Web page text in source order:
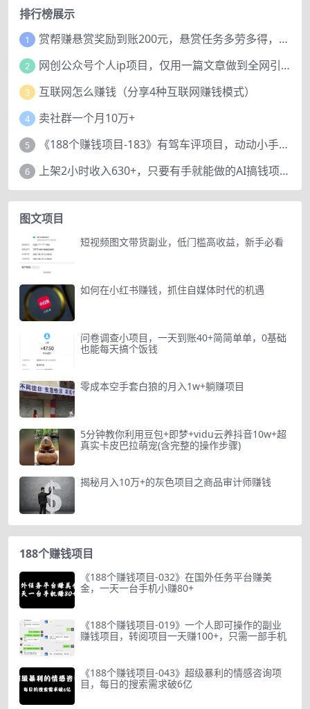
排行榜展示
1 赏帮赚悬赏奖励到账200元，悬赏任务多劳多得，人人可做。
2 网创公众号个人ip项目，仅用一篇文章做到全网引流！
3 互联网怎么赚钱（分享4种互联网赚钱模式）
4 卖社群一个月10万+
5 《188个赚钱项目-183》有驾车评项目，动动小手，复制粘贴赚44元！
6 上架2小时收入630+，只要有手就能做的AI搞钱项目，奶奶看完都能学会!
图文项目
短视频图文带货副业，低门槛高收益，新手必看
如何在小红书赚钱，抓住自媒体时代的机遇
问卷调查小项目，一天到账40+简简单单，0基础
也能每天搞个饭钱
零成本空手套白狼的月入1w+躺赚项目
5分钟教你利用豆包+即梦+vidu云养抖音10w+超
真实卡皮巴拉萌宠(含完整的操作步骤)
揭秘月入10万+的灰色项目之商品审计师赚钱
188个赚钱项目
《188个赚钱项目-032》在国外任务平台赚美
金，一天一台手机小赚80+
《188个赚钱项目-019》一个人即可操作的副业
赚钱项目，转阅项目一天赚100+，只需一部手机
《188个赚钱项目-043》超级暴利的情感咨询项
目，每日的搜索需求破6亿